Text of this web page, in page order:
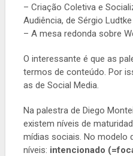
– Criação Coletiva e
Audiência, de Sérgio
– A mesa redonda sobre
O interessante é que as
termos de conteúdo. Por
as de Social Media.
Na palestra de Diego
existem níveis de
mídias sociais. No modelo
níveis: intencionado